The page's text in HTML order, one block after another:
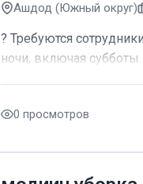
Ашдод (Южный округ)
? Требуются
ночи, включая
0 просмотров